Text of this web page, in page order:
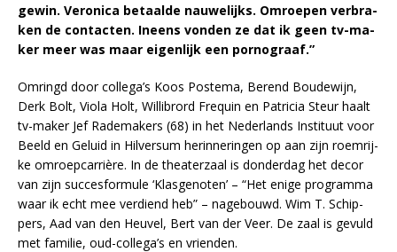
ge­win. Vero­ni­ca be­taal­de nau­we­lijks. Om­roe­pen ver­bra­
ken de con­tac­ten. In­eens von­den ze dat ik geen tv-ma­
ker meer was maar ei­gen­lijk een por­no­graaf.”
Om­ringd door col­le­ga’s Koos Poste­ma, Be­rend Bou­de­wijn,
Derk Bolt, Vi­o­la Holt, Wil­li­brord Fre­quin en Pa­tri­cia Steur haalt
tv-ma­ker Jef Ra­de­ma­kers (68) in het Ne­der­lands In­sti­tuut voor
Beeld en Ge­luid in Hil­ver­sum her­in­ne­rin­gen op aan zijn roem­rij­
ke om­roep­car­riè­re. In de the­a­ter­zaal is don­der­dag het de­cor
van zijn suc­ces­for­mu­le ‘Klas­ge­no­ten’ – “Het eni­ge pro­gram­ma
waar ik echt mee ver­diend heb” – na­ge­bouwd. Wim T. Schip­
pers, Aad van den Heu­vel, Bert van der Veer. De zaal is ge­vuld
met fa­mi­lie, oud-col­le­ga’s en vrien­den.